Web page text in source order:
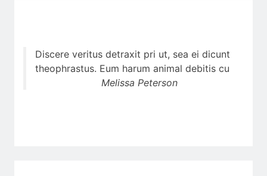
Discere veritus detraxit pri ut, sea ei dicunt
theophrastus. Eum harum animal debitis cu
Melissa Peterson